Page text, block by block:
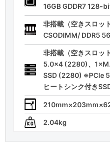
16GB GDDR7 128-
非搭載（空きスロッ
CSODIMM/ DDR5
非搭載（空きスロッ
5.0x4 (2280)、
SSD (2280) ※PCIe
ヒートシンク付き
2.04kg